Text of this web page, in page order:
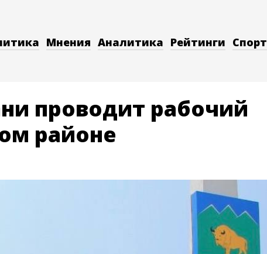
Мнения Аналитика Рейтинги Спорт
проводит рабочий
районе